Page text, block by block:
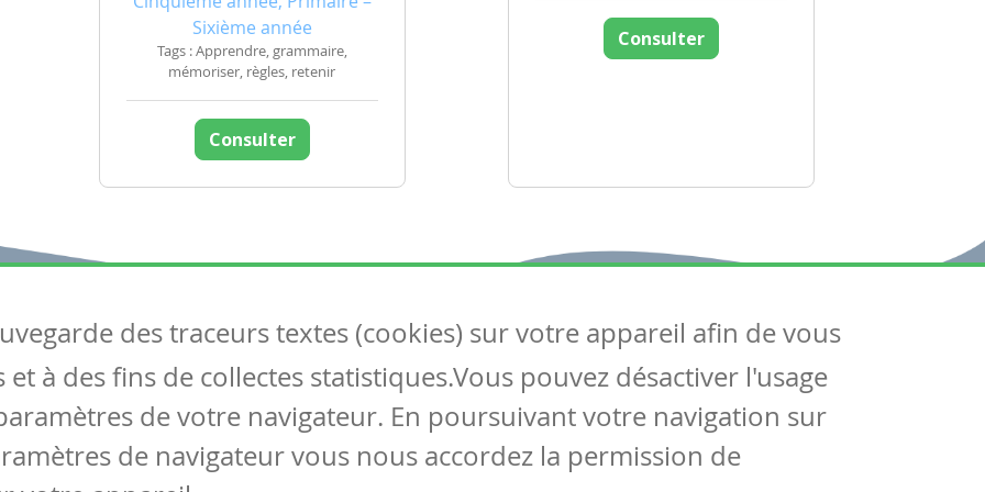
Sixième année
Tags : Apprendre, grammaire,
mémoriser, règles, retenir
Consulter
Consulter
Articles
Tous les articles
Articles DYS
Circulaires
Suivez-nous
Contactez-nous
Soutien scolaire
des traceurs textes (cookies) sur votre appareil afin de vous
à des fins de collectes statistiques.Vous pouvez désactiver l'usage
de votre navigateur. En poursuivant votre navigation sur
de navigateur vous nous accordez la permission de